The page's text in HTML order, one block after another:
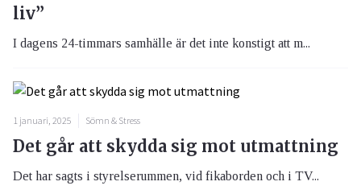
liv”
I dagens 24-timmars samhälle är det inte konstigt att m...
1 januari, 2025 Sömn & Stress
Det går att skydda sig mot utmattning
Det har sagts i styrelserummen, vid fikaborden och i TV...